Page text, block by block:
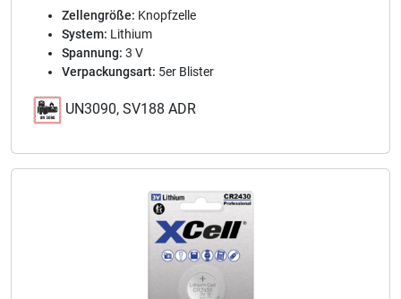
Zellengröße: Knopfzelle
System: Lithium
Spannung: 3 V
Verpackungsart: 5er Blister
UN3090, SV188 ADR